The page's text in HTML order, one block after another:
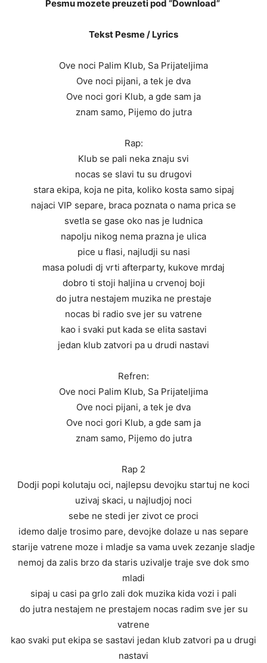
Pesmu mozete preuzeti pod “Download”
Tekst Pesme / Lyrics
Ove noci Palim Klub, Sa Prijateljima
Ove noci pijani, a tek je dva
Ove noci gori Klub, a gde sam ja
znam samo, Pijemo do jutra
Rap:
Klub se pali neka znaju svi
nocas se slavi tu su drugovi
stara ekipa, koja ne pita, koliko kosta samo sipaj
najaci VIP separe, braca poznata o nama prica se
svetla se gase oko nas je ludnica
napolju nikog nema prazna je ulica
pice u flasi, najludji su nasi
masa poludi dj vrti afterparty, kukove mrdaj
dobro ti stoji haljina u crvenoj boji
do jutra nestajem muzika ne prestaje
nocas bi radio sve jer su vatrene
kao i svaki put kada se elita sastavi
jedan klub zatvori pa u drudi nastavi
Refren:
Ove noci Palim Klub, Sa Prijateljima
Ove noci pijani, a tek je dva
Ove noci gori Klub, a gde sam ja
znam samo, Pijemo do jutra
Rap 2
Dodji popi kolutaju oci, najlepsu devojku startuj ne koci
uzivaj skaci, u najludjoj noci
sebe ne stedi jer zivot ce proci
idemo dalje trosimo pare, devojke dolaze u nas separe
starije vatrene moze i mladje sa vama uvek zezanje sladje
nemoj da zalis brzo da staris uzivalje traje sve dok smo
mladi
sipaj u casi pa grlo zali dok muzika kida vozi i pali
do jutra nestajem ne prestajem nocas radim sve jer su
vatrene
kao svaki put ekipa se sastavi jedan klub zatvori pa u drugi
nastavi